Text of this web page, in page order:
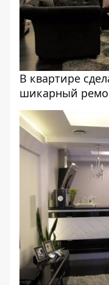
В квартире
шикарный